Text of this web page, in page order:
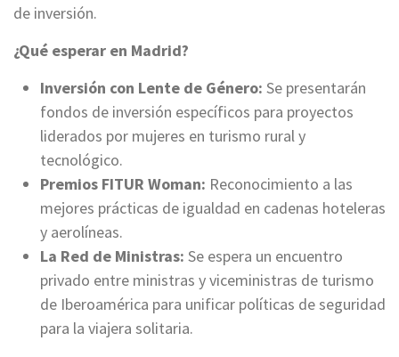
de inversión.
¿Qué esperar en Madrid?
Inversión con Lente de Género: Se presentarán
fondos de inversión específicos para proyectos
liderados por mujeres en turismo rural y
tecnológico.
Premios FITUR Woman: Reconocimiento a las
mejores prácticas de igualdad en cadenas hoteleras
y aerolíneas.
La Red de Ministras: Se espera un encuentro
privado entre ministras y viceministras de turismo
de Iberoamérica para unificar políticas de seguridad
para la viajera solitaria.